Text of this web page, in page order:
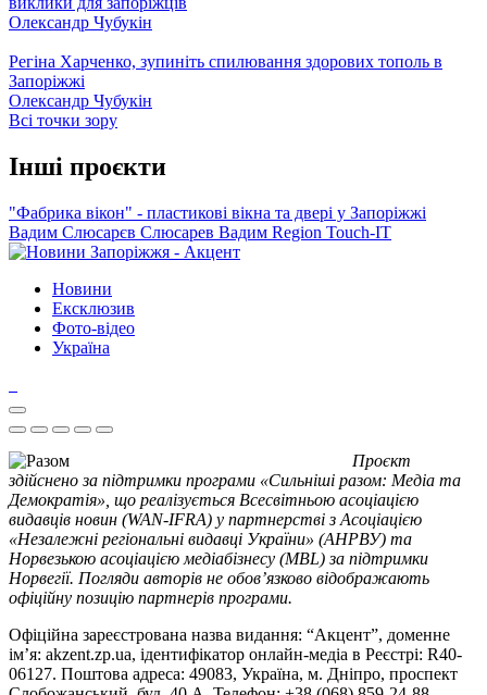
Олександр Чубукін
Регіна Харченко, зупиніть спилювання здорових тополь в
Запоріжжі
Олександр Чубукін
Всі точки зору
Інші проєкти
"Фабрика вікон" - пластикові вікна та двері у Запоріжжі
Вадим Слюсарєв Слюсарев Вадим Region Touch-IT
Новини
Ексклюзив
Фото-відео
Україна
Проєкт
здійснено за підтримки програми «Сильніші разом: Медіа та
Демократія», що реалізується Всесвітньою асоціацією
видавців новин (WAN-IFRA) у партнерстві з Асоціацією
«Незалежні регіональні видавці України» (АНРВУ) та
Норвезькою асоціацією медіабізнесу (MBL) за підтримки
Норвегії. Погляди авторів не обов’язково відображають
офіційну позицію партнерів програми.
Офіційна зареєстрована назва видання: “Акцент”, доменне
ім’я: akzent.zp.ua, ідентифікатор онлайн-медіа в Реєстрі: R40-
06127. Поштова адреса: 49083, Україна, м. Дніпро, проспект